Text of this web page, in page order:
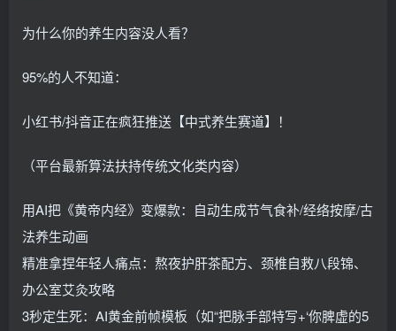
为什么你的养生内容没人看？
95%的人不知道：
小红书/抖音正在疯狂推送【中式养生赛道】！
（平台最新算法扶持传统文化类内容）
用AI把《黄帝内经》变爆款：自动生成节气食补/经络按摩/古
法养生动画
精准拿捏年轻人痛点：熬夜护肝茶配方、颈椎自救八段锦、
办公室艾灸攻略
3秒定生死：AI黄金前帧模板（如“把脉手部特写+‘你脾虚的5